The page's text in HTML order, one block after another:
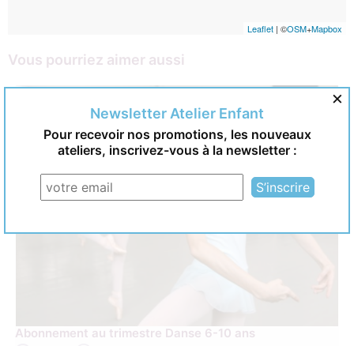
Leaflet | ©OSM+Mapbox
Vous pourriez aimer aussi
Abonnement au trimestre Danse 6-10 ans
Newsletter Atelier Enfant
Pour recevoir nos promotions, les nouveaux
ateliers, inscrivez-vous à la newsletter :
×